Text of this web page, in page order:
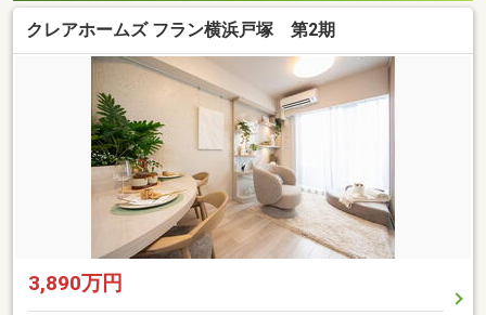
クレアホームズ フラン横浜戸塚 第2期
3,890万円